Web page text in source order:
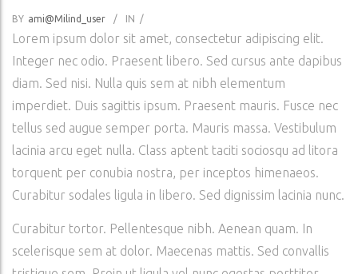
BY Ami@milind_user / IN /
Lorem ipsum dolor sit amet, consectetur adipiscing elit.
Integer nec odio. Praesent libero. Sed cursus ante dapibus
diam. Sed nisi. Nulla quis sem at nibh elementum
imperdiet. Duis sagittis ipsum. Praesent mauris. Fusce nec
tellus sed augue semper porta. Mauris massa. Vestibulum
lacinia arcu eget nulla. Class aptent taciti sociosqu ad litora
torquent per conubia nostra, per inceptos himenaeos.
Curabitur sodales ligula in libero. Sed dignissim lacinia nunc.
Curabitur tortor. Pellentesque nibh. Aenean quam. In
scelerisque sem at dolor. Maecenas mattis. Sed convallis